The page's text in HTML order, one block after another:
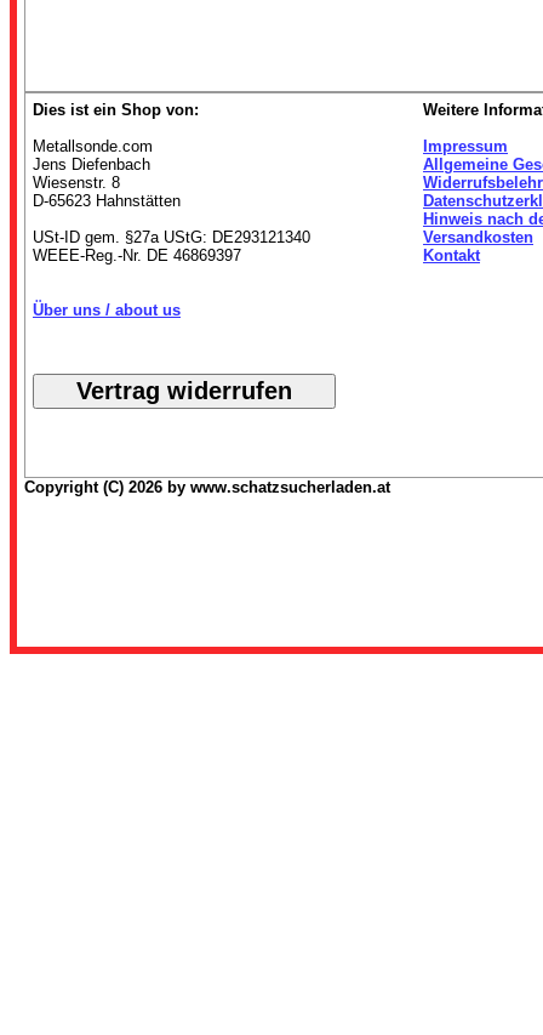
Dies ist ein Shop von:
Metallsonde.com
Jens Diefenbach
Wiesenstr. 8
D-65623 Hahnstätten
USt-ID gem. §27a UStG: DE293121340
WEEE-Reg.-Nr. DE 46869397
Über uns / about us
Weitere
Impressum
Allgemeine
Hinweis nach
Versandkosten
Kontakt
Copyright (C) 2026 by www.schatzsucherladen.at